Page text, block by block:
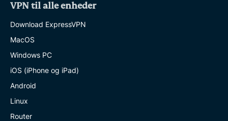
VPN til alle enheder
Download ExpressVPN
MacOS
Windows PC
iOS (iPhone og iPad)
Android
Linux
Router